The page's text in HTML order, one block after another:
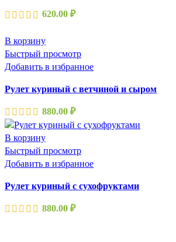
620.00 ₽
В корзину
Быстрый просмотр
Добавить в избранное
Рулет куриный с ветчиной и сыром
880.00 ₽
В корзину
Быстрый просмотр
Добавить в избранное
Рулет куриный с сухофруктами
880.00 ₽